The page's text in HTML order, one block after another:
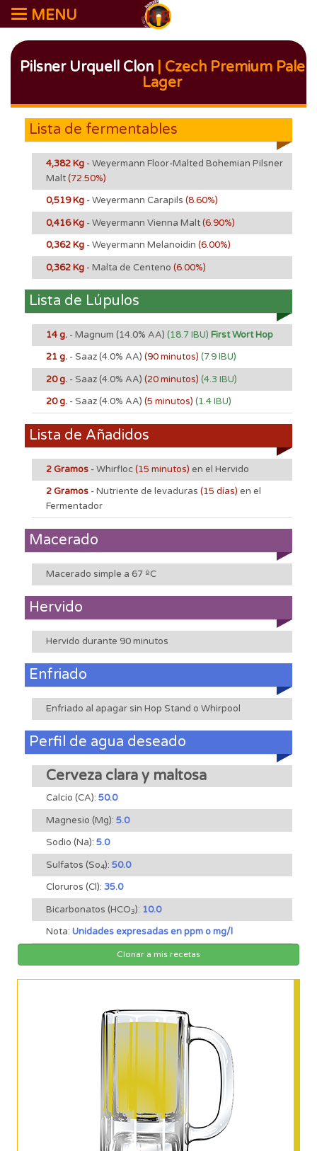
MENU
Pilsner Urquell Clon| Czech Premium Pale
Lager
Lista de fermentables
4,382 Kg - Weyermann Floor-Malted Bohemian Pilsner
Malt(72.50%)
0,519 Kg - Weyermann Carapils (8.60%)
0,416 Kg - Weyermann Vienna Malt(6.90%)
0,362 Kg - Weyermann Melanoidin (6.00%)
0,362 Kg - Malta de Centeno (6.00%)
Lista de Lúpulos
14 g. - Magnum (14.0% AA) (18.7 IBU) First Wort Hop
21 g. - Saaz(4.0% AA) (90 minutos) (7.9 IBU)
20 g. - Saaz (4.0% AA) (20 minutos) (4.3 IBU)
20 g. - Saaz(4.0% AA) (5 minutos) (1.4 IBU)
Lista de Añadidos
2 Gramos - Whirfloc(15 minutos) en el Hervido
2 Gramos - Nutriente de levaduras (15 días) en el
Fermentador
Macerado
Macerado simple a 67 ºC
Hervido
Hervido durante 90 minutos
Enfriado
Enfriado al apagar sin Hop Stand o Whirpool
Perfil de agua deseado
Cerveza clara y maltosa
Calcio (CA): 50.0
Magnesio (Mg): 5.0
Sodio (Na): 5.0
Sulfatos (So4): 50.0
Cloruros (Cl): 35.0
Bicarbonatos (HCO3): 10.0
Nota: Unidades expresadas en ppm o mg/l
Clonar a mis recetas